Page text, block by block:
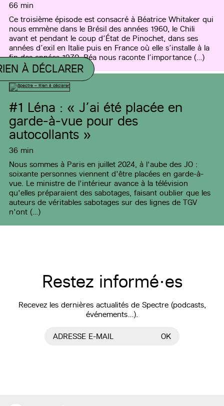
66 min
Ce troisième épisode est consacré à Béatrice Whitaker qui
nous emmène dans le Brésil des années 1960, le Chili
avant et pendant le coup d’État de Pinochet, dans ses
années d’exil en Italie puis en France où elle s’installe à la
fin des années 1970. Béa nous raconte l’importance (…)
À DÉCLARER
#1 Léna : « J’ai été placée en
garde-à-vue pour des
autocollants »
36 min
Nous sommes à Paris en juillet 2024, à l'aube des JO :
soixante personnes viennent d'être placées en garde-à-
vue. Le ministre de l'intérieur avance à la télévision
qu'elles préparaient des sabotages, faisant oublier que les
auteurs de véritables sabotages sur des lignes de TGV
n'ont (…)
Restez informé·es
Recevez les dernières actualités de Spectre (podcasts,
événements…).
ADRESSE E-MAIL OK